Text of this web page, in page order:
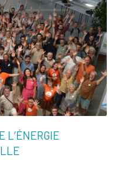
L’ÉNERGIE